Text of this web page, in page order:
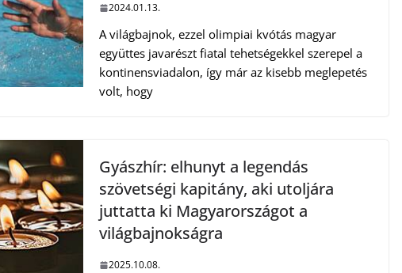
2024.01.13.
A világbajnok, ezzel olimpiai kvótás magyar
együttes javarészt fiatal tehetségekkel szerepel a
kontinensviadalon, így már az kisebb meglepetés
volt, hogy
Gyászhír: elhunyt a legendás
szövetségi kapitány, aki utoljára
juttatta ki Magyarországot a
világbajnokságra
2025.10.08.